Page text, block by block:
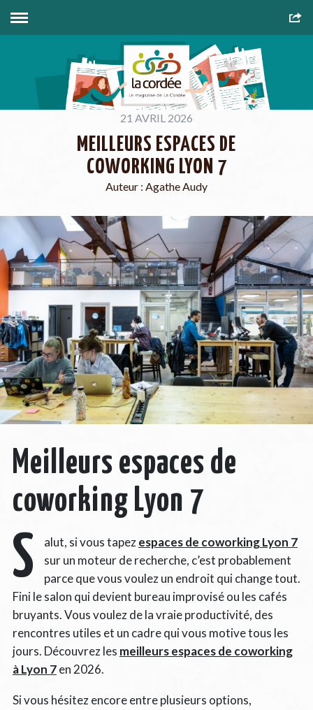
21 AVRIL 2026
MEILLEURS ESPACES DE
COWORKING LYON 7
Auteur : Agathe Audy
Meilleurs espaces de
coworking Lyon 7
S alut, si vous tapezespaces de coworking Lyon 7
sur un moteur de recherche, c’est probablement
parce que vous voulez un endroit qui change tout.
Fini le salon qui devient bureau improvisé ou les cafés
bruyants. Vous voulez de la vraie productivité, des
rencontres utiles et un cadre qui vous motive tous les
jours. Découvrez les meilleurs espaces de coworking
à Lyon 7en 2026.
Si vous hésitez encore entre plusieurs options,